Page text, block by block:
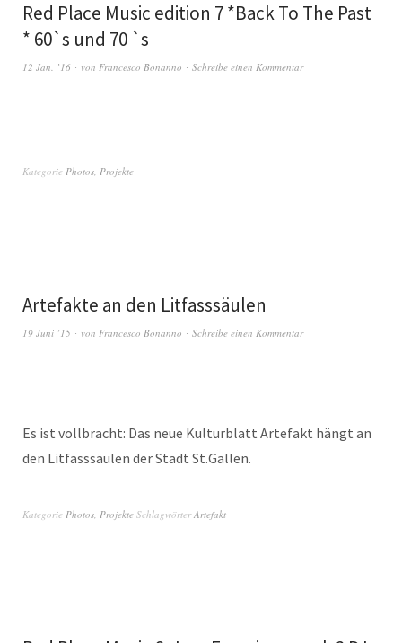
Red Place Music edition 7 *Back To The Past
* 60`s und 70 `s
12 Jan. ’16 von Francesco Bonanno Schreibe einen Kommentar
Kategorie Photos, Projekte
Artefakte an den Litfasssäulen
19 Juni ’15 von Francesco Bonanno Schreibe einen Kommentar
Es ist vollbracht: Das neue Kulturblatt Artefakt hängt an
den Litfasssäulen der Stadt St.Gallen.
Kategorie Photos, Projekte SchlagwörterArtefakt